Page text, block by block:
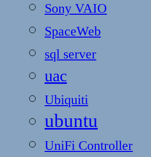
Sony VAIO
SpaceWeb
sql server
uac
Ubiquiti
ubuntu
UniFi Controller